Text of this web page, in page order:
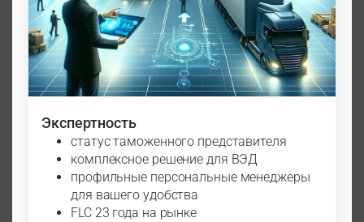
Экспертность
статус таможенного представителя
комплексное решение для ВЭД
профильные персональные менеджеры
для вашего удобства
FLC 23 года на рынке